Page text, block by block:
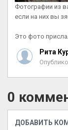
Фотографии из
если на них вы
Это фото
Рита
0
ДОБАВИТЬ